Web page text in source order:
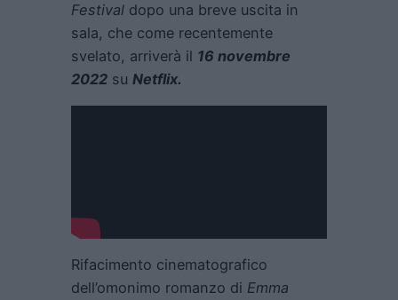
Festival dopo una breve uscita in
sala, che come recentemente
svelato, arriverà il 16 novembre
2022 su Netflix.
Rifacimento cinematografico
dell’omonimo romanzo di Emma